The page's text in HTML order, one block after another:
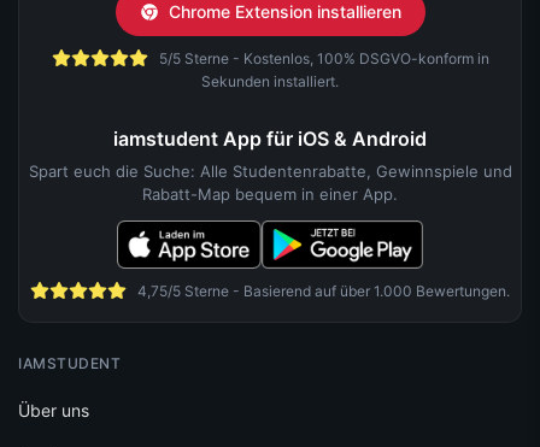
Chrome Extension installieren
5/5 Sterne - Kostenlos, 100% DSGVO-konform in
Sekunden installiert.
iamstudent App für iOS & Android
Spart euch die Suche: Alle Studentenrabatte, Gewinnspiele und
Rabatt-Map bequem in einer App.
4,75/5 Sterne - Basierend auf über 1.000 Bewertungen.
IAMSTUDENT
Über uns